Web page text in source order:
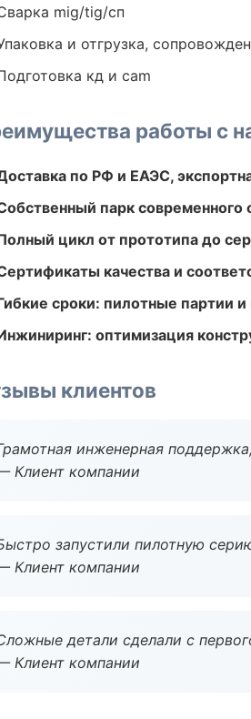
mig/tig/сп
и отгрузка,
кд и cam
работы с
по РФ и ЕАЭС,
парк современного
цикл от прототипа до
качества и
сроки: пилотные партии
оптимизация
клиентов
инженерная
Клиент компании
запустили пилотную
Клиент компании
детали сделали с
Клиент компании